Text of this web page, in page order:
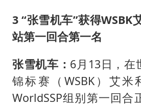
3 “张雪机车”获得WSBK
站第一回合第一名
张雪机车 ： 6月13日，在
锦标赛（WSBK）艾
WorldSSP组别第一回合